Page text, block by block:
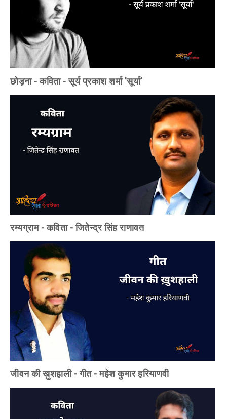
छोड़ना - कविता - सूर्य प्रकाश शर्मा 'सूर्या'
रम्यग्राम - कविता - जितेन्द्र सिंह राणावत
जीवन की ख़ुशहाली - गीत - महेश कुमार हरियाणवी